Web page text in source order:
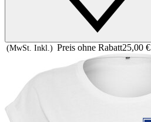
(MwSt. Inkl.) Preis ohne Rabatt25,00 €